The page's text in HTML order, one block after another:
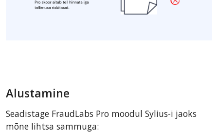
Alustamine
Seadistage FraudLabs Pro moodul Sylius-i jaoks
mõne lihtsa sammuga: